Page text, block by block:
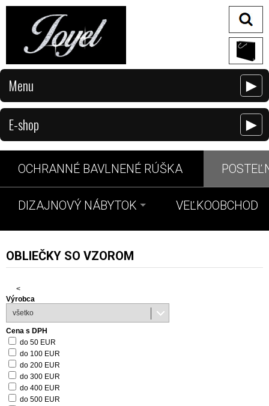
Menu ►
E-shop ►
OCHRANNÉ BAVLNENÉ RÚŠKA
DIZAJNOVÝ NÁBYTOK VEĽKOOBCHOD
OBLIEČKY SO VZOROM
<
Výrobca
všetko
Cena s DPH
do 50 EUR
do 100 EUR
do 200 EUR
do 300 EUR
do 400 EUR
do 500 EUR